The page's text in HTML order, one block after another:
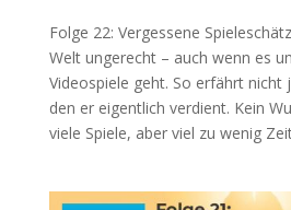
Folge 22: Vergessene
Welt ungerecht – auch wenn es
Videospiele geht. So erfährt nicht
den er eigentlich verdient. Kein
viele Spiele, aber viel zu wenig